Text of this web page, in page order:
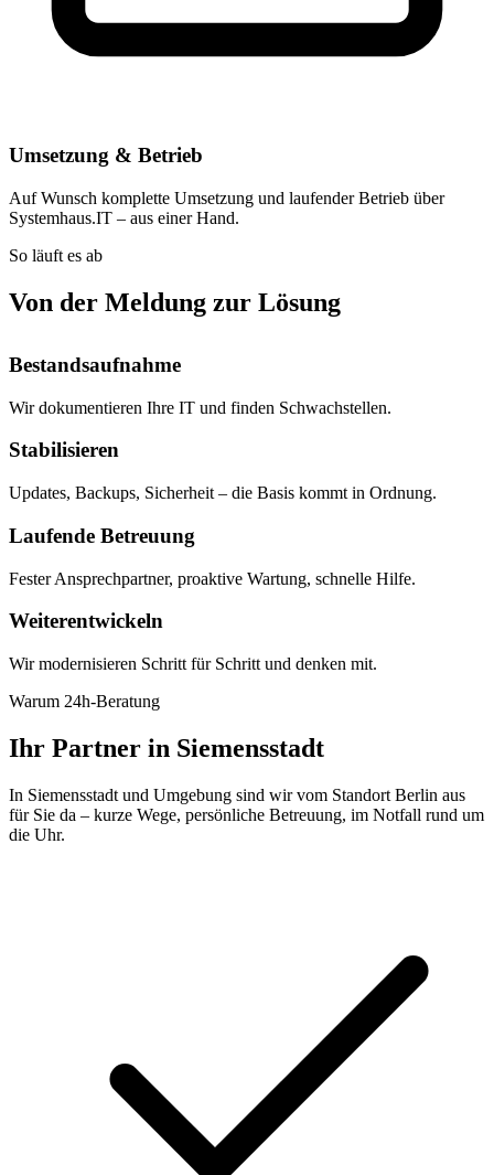
Umsetzung & Betrieb
Auf Wunsch komplette Umsetzung und laufender Betrieb über
Systemhaus.IT – aus einer Hand.
So läuft es ab
Von der Meldung zur Lösung
Bestandsaufnahme
Wir dokumentieren Ihre IT und finden Schwachstellen.
Stabilisieren
Updates, Backups, Sicherheit – die Basis kommt in Ordnung.
Laufende Betreuung
Fester Ansprechpartner, proaktive Wartung, schnelle Hilfe.
Weiterentwickeln
Wir modernisieren Schritt für Schritt und denken mit.
Warum 24h-Beratung
Ihr Partner in Siemensstadt
In Siemensstadt und Umgebung sind wir vom Standort Berlin aus
für Sie da – kurze Wege, persönliche Betreuung, im Notfall rund um
die Uhr.